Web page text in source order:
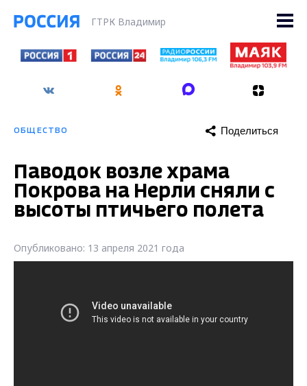
ГТРК Владимир
ОБЩЕСТВО Поделиться
Паводок возле храма
Покрова на Нерли сняли с
высоты птичьего полета
Опубликовано: 13 апреля 2021 года